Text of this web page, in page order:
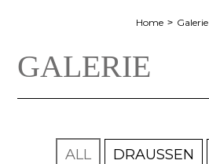
Home Galerie
GALERIE
ALL DRAUSSEN